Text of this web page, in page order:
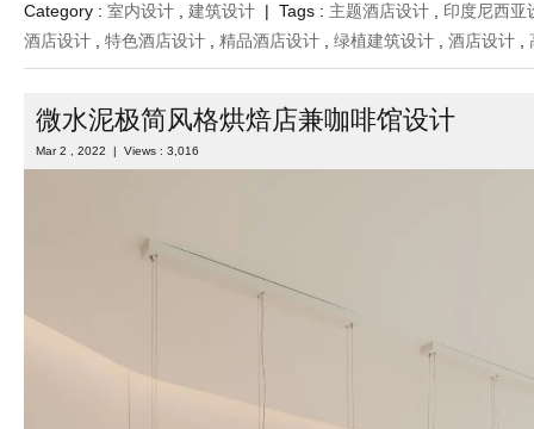
Category : 室内设计 建筑设计 | Tags : 主题酒店设计
印度尼西亚
酒店设计
特色酒店设计 精品酒店设计 绿植建筑设计 酒店设计
微水泥极简风格烘焙店兼咖啡馆设计
Mar 2 , 2022 | Views : 3,016